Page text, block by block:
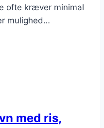
ofte kræver minimal
mulighed…
med ris,